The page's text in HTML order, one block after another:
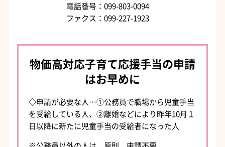
電話番号：099-803-0094
ファクス：099-227-1923
物価高対応子育て応援手当の申請
はお早めに
◇申請が必要な人…①公務員で職場から児童手当
を受給している人、②離婚などにより昨年10月１
日以降に新たに児童手当の受給者になった人